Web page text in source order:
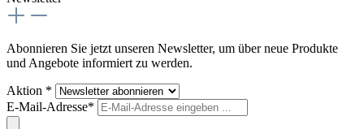
Abonnieren Sie jetzt unseren Newsletter, um über neue Produkte
und Angebote informiert zu werden.
Aktion *
E-Mail-Adresse*